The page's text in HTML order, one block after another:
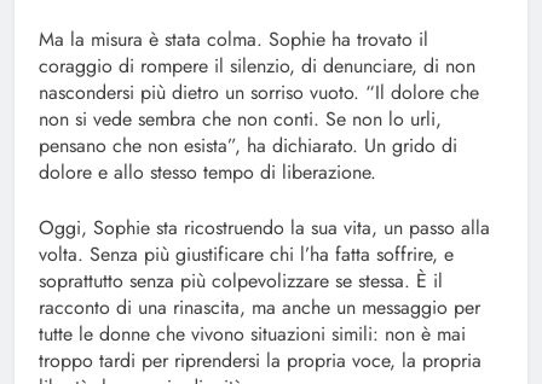
Ma la misura è stata colma. Sophie ha trovato il
coraggio di rompere il silenzio, di denunciare, di non
nascondersi più dietro un sorriso vuoto. “Il dolore che
non si vede sembra che non conti. Se non lo urli,
pensano che non esista”, ha dichiarato. Un grido di
dolore e allo stesso tempo di liberazione.
Oggi, Sophie sta ricostruendo la sua vita, un passo alla
volta. Senza più giustificare chi l’ha fatta soffrire, e
soprattutto senza più colpevolizzare se stessa. È il
racconto di una rinascita, ma anche un messaggio per
tutte le donne che vivono situazioni simili: non è mai
troppo tardi per riprendersi la propria voce, la propria